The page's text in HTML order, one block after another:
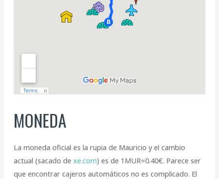
MONEDA
La moneda oficial es la rupia de Mauricio y el cambio
actual (sacado de xe.com) es de 1MUR=0.40€. Parece ser
que encontrar cajeros automáticos no es complicado. El